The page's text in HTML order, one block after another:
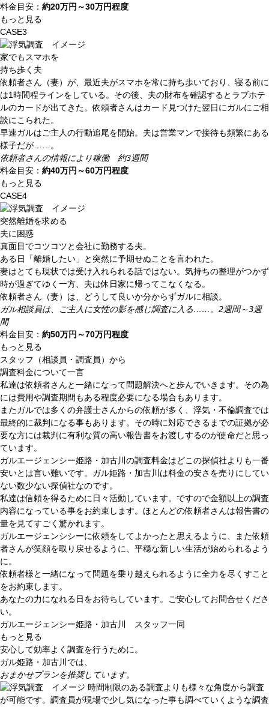
料金目安： 約20万円～30万円程度
もっと見る
CASE3
家でもスマホを
持ち歩く夫
依頼者さん（妻）が、最近夫がスマホを常に持ち歩いており、寝る前に
は1時間程ラインをしている。その後、夫の財布を確認するとラブホテ
ルのカードが出てきた。依頼者さんはカード見つけた翌日にガルにご相
談にこられた。
早速ガルはご主人の行動追尾を開始。夫は営業マンで接待も頻繁にある
様子だが……。
依頼者さんの情報により稼働 約3週間
料金目安： 約40万円～60万円程度
もっと見る
CASE4
突然離婚を求める
夫に困惑
真面目でコツコツと会社に勤務する夫。
ある日「離婚したい」と突然に予期せぬことを言われた。
妻はとても現状では受け入れられる話ではない。気持ちの整理がつかず
時が過ぎてゆく一方、夫は休日家に帰ってこなくなる。
依頼者さん（妻）は、どうして良いか分からずガルに相談。
ガル相談員は、ご主人に女性の影を感じ調査に入る……。2週間～3週
間
料金目安： 約50万円～70万円程度
もっと見る
スタッフ（相談員・調査員）から
調査料金について一言
私達は依頼者さんと一緒になって問題解決へと歩んでいきます。その為
には費用や調査期間もある程度必要になる場合もあります。
またガルでは多くの弁護士さんからの依頼が多く、浮気・不倫調査では
最終的に裁判になる事もあります。その時に対応できるまでの証拠が必
要な方には裁判に有利な質の高い報告書をお渡しするのが使命だと思っ
ています。
ガルエージェンシー姫路・加古川の調査料金はどこの探偵社よりも一番
安いとは言い難いです。ガル姫路・加古川は料金の安さを売りにしてい
ない数少ない探偵社なのです。
私達は信頼を得るために日々活動しています。ですので金額以上の調査
内容になっている事をお約束します。ほとんどの依頼者さんは報告書の
量を見てすごく驚かれます。
ガルエージェンシシーに依頼をしてよかったと思えるように、また依頼
者さんが笑顔を取り戻せるように、平穏な新しい生活が始められるよう
に。
依頼者様と一緒になって問題を乗り越えられるように全力を尽くすこと
をお約束します。
あなたの力になれる日をお待ちしています。ご安心してお問合せくださ
い。
ガルエージェンシー姫路・加古川 スタッフ一同
もっと見る
安心して効率よく調査を行うために。
ガル姫路・加古川では、
おまかせプランを推奨しています。
時間制限のある調査よりも様々な角度から調査
が可能です。調査員が現場で少し気になった事も調べていくような調査